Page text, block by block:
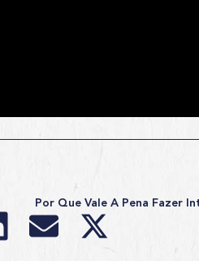
Por Que Vale A Pena Fazer